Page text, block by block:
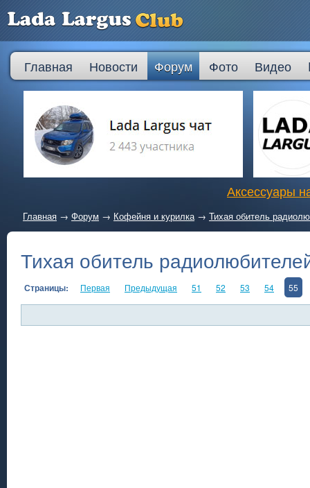
Главная Новости Форум Фото Видео
Аксессуары
Главная → Форум → Кофейня и курилка→ Тихая обитель
Тихая обитель
Страницы: Первая Предыдущая 51 52 53 54 55